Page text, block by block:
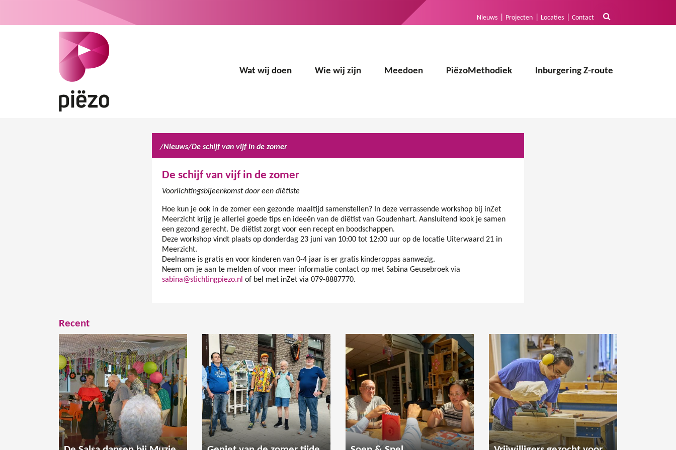
Nieuws Projecten Locaties Contact
Wat wij doen Wie wij zijn Meedoen PiëzoMethodiek Inburgering Z-route
/Nieuws/De schijf van vijf in de zomer
De schijf van vijf in de zomer
Voorlichtingsbijeenkomst door een diëtiste
Hoe kun je ook in de zomer een gezonde maaltijd samenstellen? In deze verrassende workshop bij inZet
Meerzicht krijg je allerlei goede tips en ideeën van de diëtist van Goudenhart. Aansluitend kook je samen
een gezond gerecht. De diëtist zorgt voor een recept en boodschappen.
Deze workshop vindt plaats op donderdag 23 juni van 10:00 tot 12:00 uur op de locatie Uiterwaard 21 in
Meerzicht.
Deelname is gratis en voor kinderen van 0-4 jaar is er gratis kinderoppas aanwezig.
Neem om je aan te melden of voor meer informatie contact op met Sabina Geusebroek via
sabina@stichtingpiezo.nl of bel met inZet via 079-8887770.
Recent